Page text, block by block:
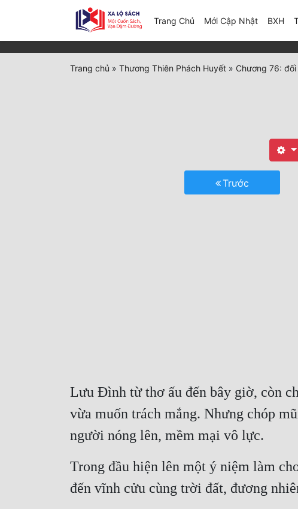
Trang Chủ Mới Cập Nhật(current)
BXH
Trang chủ » Thương Thiên Phách Huyết » Chương 76:
Trước
Lưu Đình từ thơ ấu đến bây giờ, còn
vừa muốn trách mắng. Nhưng chóp
người nóng lên, mềm mại vô lực.
Trong đầu hiện lên một ý niệm làm
đến vĩnh cửu cùng trời đất, đương